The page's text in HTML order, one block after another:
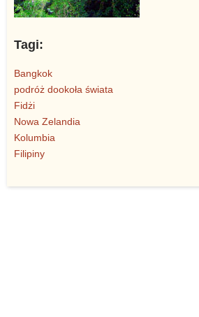
Tagi:
Bangkok
podróż dookoła świata
Fidżi
Nowa Zelandia
Kolumbia
Filipiny